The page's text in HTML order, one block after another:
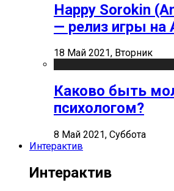
Happy Sorokin
— релиз игры на
18 Май 2021, Вторник
Каково быть
психологом?
8 Май 2021, Суббота
Интерактив
Интерактив